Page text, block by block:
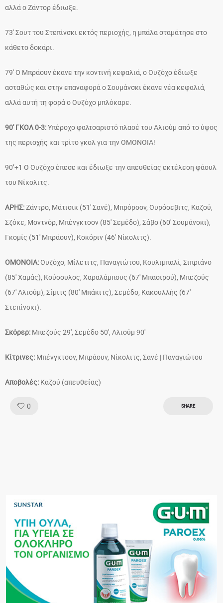
αλλά ο Ζάντορ έδιωξε.
73′ Σουτ του Στεπίνσκι εκτός περιοχής, η μπάλα σταμάτησε στο
κάθετο δοκάρι.
79′ Ο Μπράουν έκανε την κοντινή κεφαλιά, ο Ουζόχο έδιωξε
ασταθώς και στην επαναφορά ο Σουμάνσκι έκανε νέα κεφαλιά,
αλλά αυτή τη φορά ο Ουζόχο μπλόκαρε.
90′ ΓΚΟΛ 0-3:Υπέροχο φαλτσαριστό πλασέ του Αλιούμ από το ύψος
της περιοχής και τρίτο γκολ για την ΟΜΟΝΟΙΑ!
90’+1 Ο Ουζόχο έπεσε και έδιωξε την απευθείας εκτέλεση φάουλ
του Νίκολιτς.
ΑΡΗΣ:Ζάντρο, Μάτισικ (51′ Σανέ), Μπρόρσον, Ουρόσεβιτς, Καζού,
Σζόκε, Μοντνόρ, Μπένγκτσον (85′ Σεμέδο), Σάβο (60′ Σουμάνσκι),
Γκομίς (51′ Μπράουν), Κoκόριν (46′ Νίκολιτς).
ΟΜΟΝΟΙΑ:Ουζόχο, Μίλετιτς, Παναγιώτου, Κουλιμπαλί, Σιπριάνο
(85′ Χαμάς), Κούσουλος, Χαραλάμπους (67′ Μπασιρού), Μπεζούς
(67′ Αλιούμ), Σίμιτς (80′ Μπάκιτς), Σεμέδο, Κακουλλής (67′
Στεπίνσκι).
Σκόρερ: Μπεζούς 29′, Σεμέδο 50′, Αλιούμ 90′
Κίτρινες: Μπένγκτσον, Μπράουν, Νίκολιτς, Σανέ | Παναγιώτου
Αποβολές: Καζού (απευθείας)
0 SHARE